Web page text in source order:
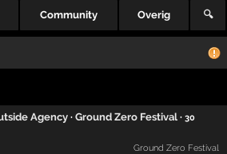
Community Overig 🔍
Agency ·Ground Zero Festival ·30
Ground Zero Festival